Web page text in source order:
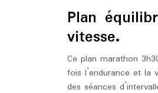
Plan
vitesse.
Ce plan marathon
fois l’endurance et la
des séances